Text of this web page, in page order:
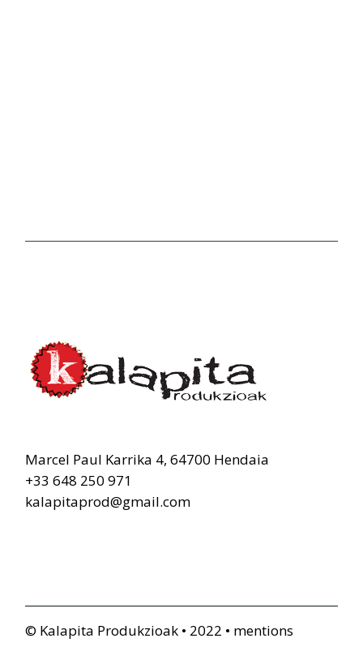
Marcel Paul Karrika 4, 64700 Hendaia
+33 648 250 971
kalapitaprod@gmail.com
© Kalapita Produkzioak • 2022 • mentions